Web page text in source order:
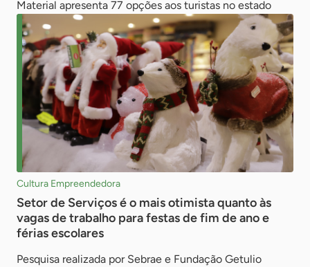
Material apresenta 77 opções aos turistas no estado
Cultura Empreendedora
Setor de Serviços é o mais otimista quanto às
vagas de trabalho para festas de fim de ano e
férias escolares
Pesquisa realizada por Sebrae e Fundação Getulio